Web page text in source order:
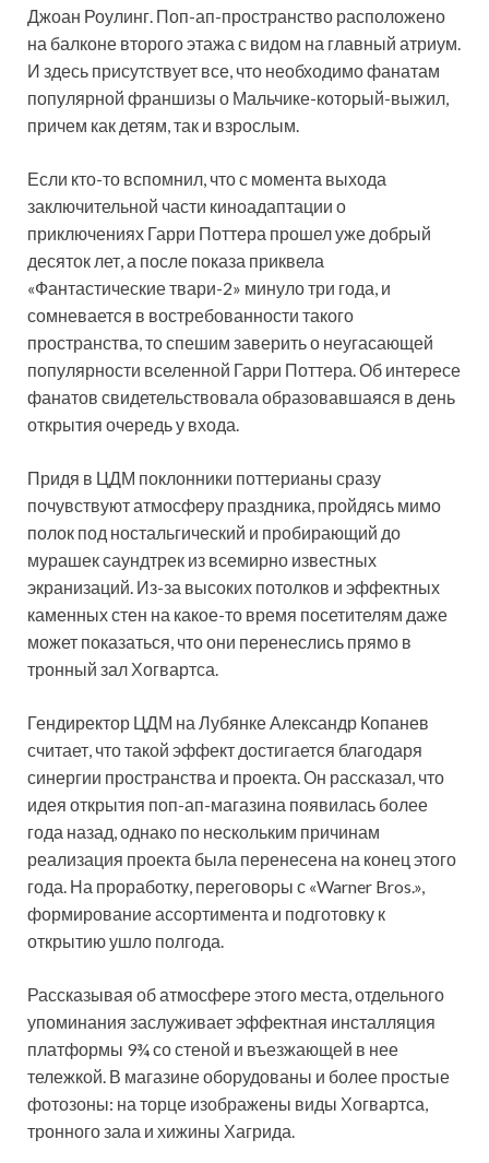
Джоан Роулинг. Поп-ап-пространство расположено
на балконе второго этажа с видом на главный атриум.
И здесь присутствует все, что необходимо фанатам
популярной франшизы о Мальчике-который-выжил,
причем как детям, так и взрослым.
Если кто-то вспомнил, что с момента выхода
заключительной части киноадаптации о
приключениях Гарри Поттера прошел уже добрый
десяток лет, а после показа приквела
«Фантастические твари-2» минуло три года, и
сомневается в востребованности такого
пространства, то спешим заверить о неугасающей
популярности вселенной Гарри Поттера. Об интересе
фанатов свидетельствовала образовавшаяся в день
открытия очередь у входа.
Придя в ЦДМ поклонники поттерианы сразу
почувствуют атмосферу праздника, пройдясь мимо
полок под ностальгический и пробирающий до
мурашек саундтрек из всемирно известных
экранизаций. Из-за высоких потолков и эффектных
каменных стен на какое-то время посетителям даже
может показаться, что они перенеслись прямо в
тронный зал Хогвартса.
Гендиректор ЦДМ на Лубянке Александр Копанев
считает, что такой эффект достигается благодаря
синергии пространства и проекта. Он рассказал, что
идея открытия поп-ап-магазина появилась более
года назад, однако по нескольким причинам
реализация проекта была перенесена на конец этого
года. На проработку, переговоры с «Warner Bros.»,
формирование ассортимента и подготовку к
открытию ушло полгода.
Рассказывая об атмосфере этого места, отдельного
упоминания заслуживает эффектная инсталляция
платформы 9¾ со стеной и въезжающей в нее
тележкой. В магазине оборудованы и более простые
фотозоны: на торце изображены виды Хогвартса,
тронного зала и хижины Хагрида.